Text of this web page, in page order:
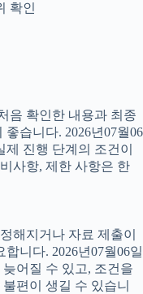
확인
음 확인한 내용과 최종
습니다. 2026년07월06
진행 단계의 조건이
사항, 제한 사항은 한
해지거나 자료 제출이
니다. 2026년07월06일
어질 수 있고, 조건을
편이 생길 수 있습니